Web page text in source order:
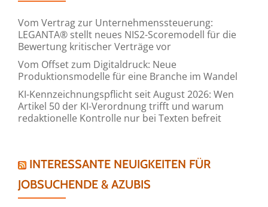
Vom Vertrag zur Unternehmenssteuerung:
LEGANTA® stellt neues NIS2-Scoremodell für die
Bewertung kritischer Verträge vor
Vom Offset zum Digitaldruck: Neue
Produktionsmodelle für eine Branche im Wandel
KI-Kennzeichnungspflicht seit August 2026: Wen
Artikel 50 der KI-Verordnung trifft und warum
redaktionelle Kontrolle nur bei Texten befreit
INTERESSANTE NEUIGKEITEN FÜR
JOBSUCHENDE & AZUBIS